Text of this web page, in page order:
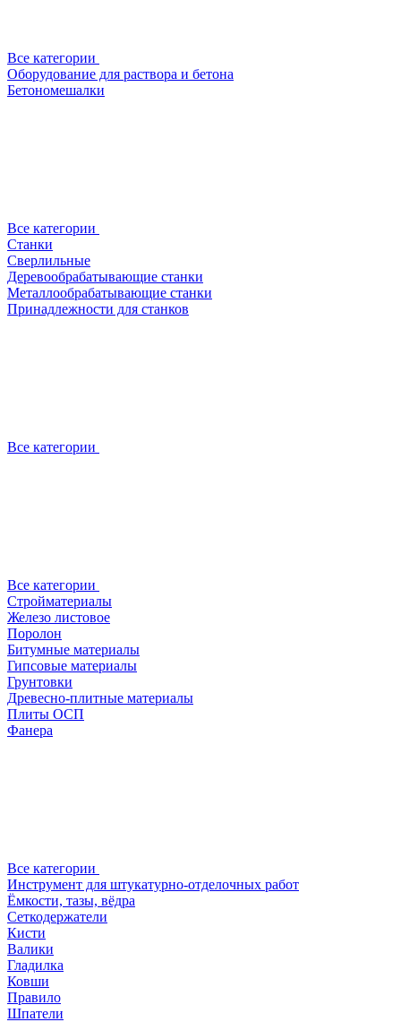
Все категории
Оборудование для раствора и бетона
Бетономешалки
Все категории
Станки
Сверлильные
Деревообрабатывающие станки
Металлообрабатывающие станки
Принадлежности для станков
Все категории
Все категории
Стройматериалы
Железо листовое
Поролон
Битумные материалы
Гипсовые материалы
Грунтовки
Древесно-плитные материалы
Плиты ОСП
Фанера
Все категории
Инструмент для штукатурно-отделочных работ
Ёмкости, тазы, вёдра
Сеткодержатели
Кисти
Валики
Гладилка
Ковши
Правило
Шпатели